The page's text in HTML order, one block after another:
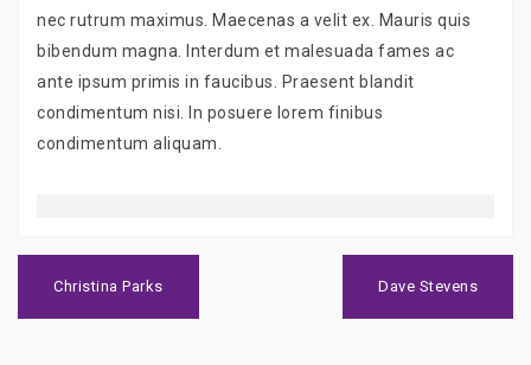
nec rutrum maximus. Maecenas a velit ex. Mauris quis
bibendum magna. Interdum et malesuada fames ac
ante ipsum primis in faucibus. Praesent blandit
condimentum nisi. In posuere lorem finibus
condimentum aliquam.
Bericht
navigatie
Christina Parks Dave Stevens